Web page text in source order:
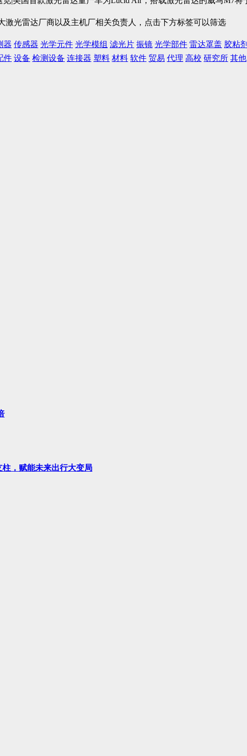
激光雷达厂商以及主机厂相关负责人，点击下方标签可以筛选
器 传感器 光学元件 光学模组 滤光片 振镜 光学部件 雷达罩盖 胶粘剂
件 设备 检测设备 连接器 塑料 材料 软件 贸易 代理 高校 研究所 其他
柱，赋能未来出行大变局